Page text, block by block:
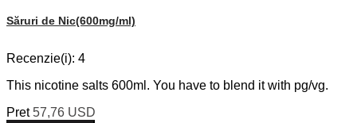
Săruri de Nic(600mg/ml)
Recenzie(i): 4
This nicotine salts 600ml. You have to blend it with pg/vg.
Pret 57,76 USD